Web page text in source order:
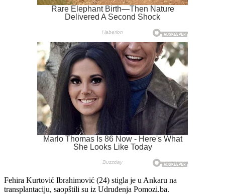
Fehira Kurtović Ibrahimović (24) stigla je u Ankaru na
transplantaciju, saopštili su iz Udruđenja Pomozi.ba.